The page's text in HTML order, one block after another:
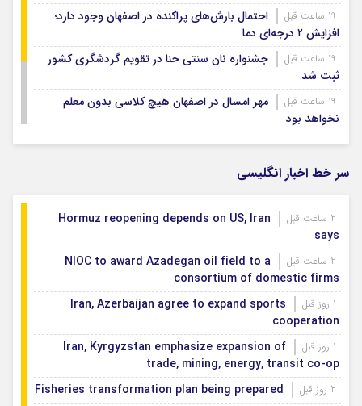
احتمال بارش‌های پراکنده در اصفهان وجود دارد؛
افزایش ۲ درجه‌ای دما
جشنواره نان سنتی حنا در تقویم گردشگری کشور
ثبت شد
مهر امسال در اصفهان هیچ کلاسی بدون معلم
نخواهد بود
1 روز قبل رد پای خارج‌نشینان
1 روز قبل
اعزام ۱۵ مربی سازمان آموزش فنی‌وحرفه‌ای کشور بهسر خط اخبار انگلیسی
Hormuz reopening depends on US, Iran
says
NIOC to award Azadegan oil field to a
consortium of domestic firms
Iran, Azerbaijan agree to expand sports
cooperation
Iran, Kyrgyzstan emphasize expansion of
trade, mining, energy, transit co-op
Fisheries transformation plan being prepared